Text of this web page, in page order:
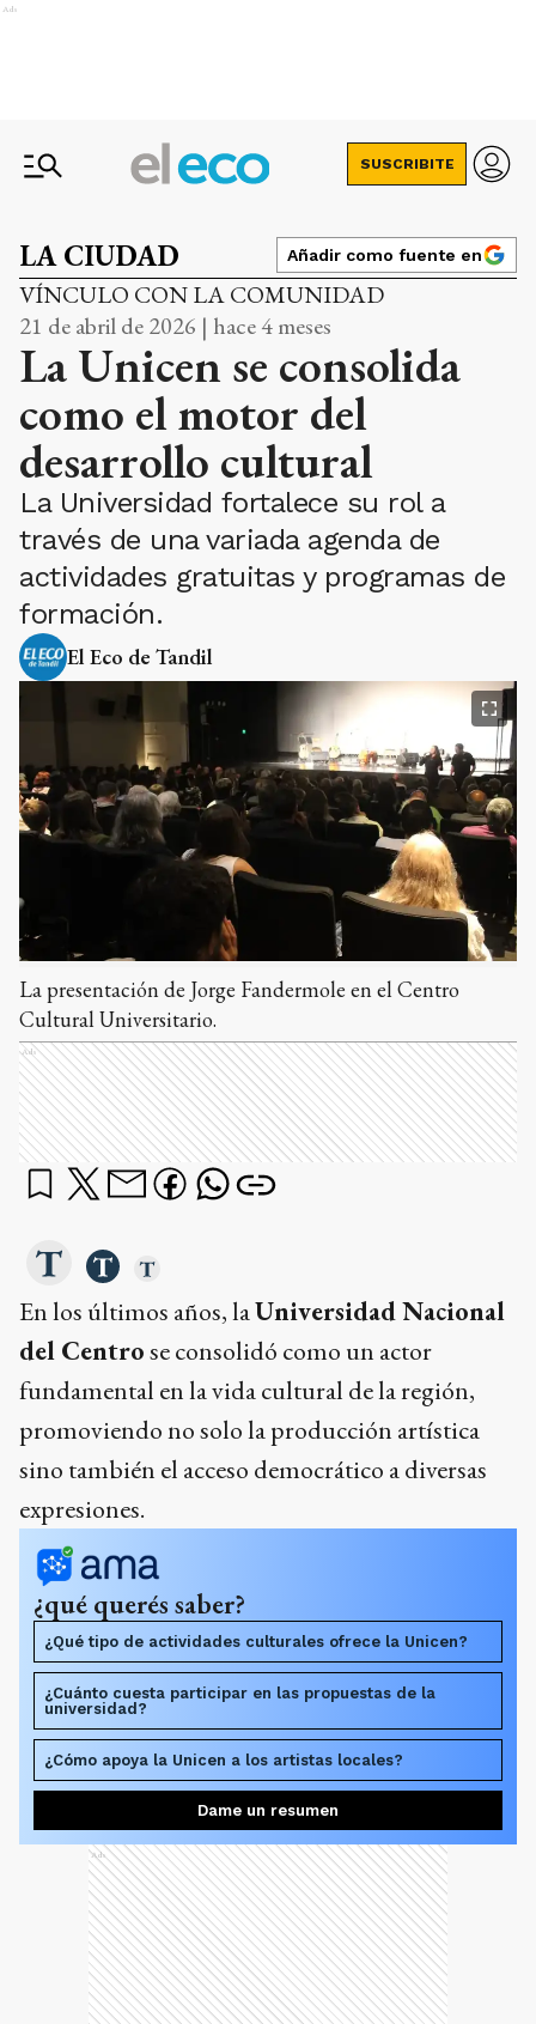
Ads
SUSCRIBITE
LA CIUDAD Añadir como fuente en
VÍNCULO CON LA COMUNIDAD
21 de abril de 2026 | hace 4 meses
La Unicen se consolida
como el motor del
desarrollo cultural
La Universidad fortalece su rol a
través de una variada agenda de
actividades gratuitas y programas de
formación.
El Eco de Tandil
La presentación de Jorge Fandermole en el Centro
Cultural Universitario.
Ads
En los últimos años, laUniversidad Nacional
del Centrose consolidó como un actor
fundamental en la vida cultural de la región,
promoviendo no solo la producción artística
sino también el acceso democrático a diversas
expresiones.
¿qué querés saber?
¿Qué tipo de actividades culturales ofrece la Unicen?
¿Cuánto cuesta participar en las propuestas de la
universidad?
¿Cómo apoya la Unicen a los artistas locales?
Dame un resumen
Ads